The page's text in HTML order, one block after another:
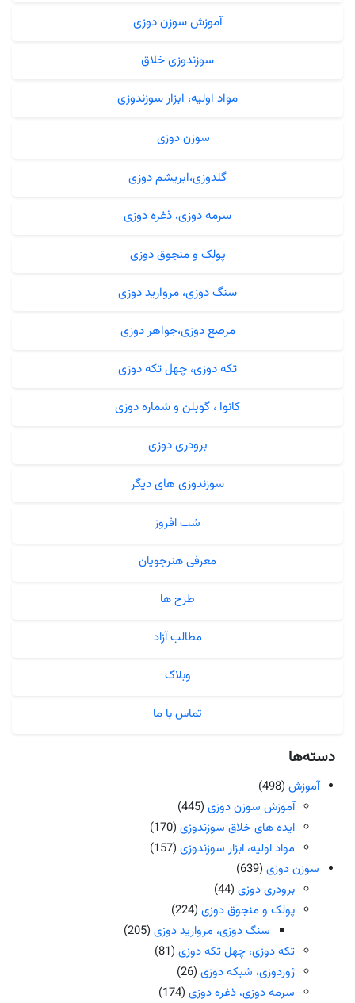
آموزش سوزن دوزی
سوزندوزی خلاق
مواد اولیه، ابزار سوزندوزی
سوزن دوزی
گلدوزی،ابریشم دوزی
سرمه دوزی، ذغره دوزی
پولک و منجوق دوزی
سنگ دوزی، مروارید دوزی
مرصع دوزی،جواهر دوزی
تکه دوزی، چهل تکه دوزی
کانوا ، گوبلن و شماره دوزی
برودری دوزی
سوزندوزی های دیگر
شب افروز
معرفی هنرجویان
طرح ها
مطالب آزاد
وبلاگ
تماس با ما
دسته‌ها
آموزش (498)
آموزش سوزن دوزی (445)
ایده های خلاق سوزندوزی (170)
مواد اولیه، ابزار سوزندوزی (157)
سوزن دوزی (639)
برودری دوزی (44)
پولک و منجوق دوزی (224)
سنگ دوزی، مروارید دوزی(205)
تکه دوزی، چهل تکه دوزی (81)
ژوردوزی، شبکه دوزی (26)
سرمه دوزی، ذغره دوزی (174)